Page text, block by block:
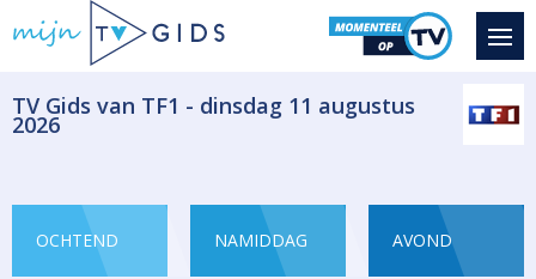
​TV Gids van TF1 - dinsdag 11 augustus
2026
OCHTEND NAMIDDAG AVOND
Seizoen 9 aflevering 2267
Ellie dérobe le téléphone de Sofia, qu'elle...